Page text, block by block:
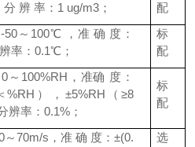
辨 率：1 ug/m3；
配
50～100℃ ，准 确 度：
率：0.1℃；
标
配
～100%RH，准确 度：
%RH），±5%RH（≥8
辨率：0.1%；
标
配
～70m/s，准 确 度：±(0.
选